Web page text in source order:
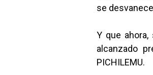
se
Y que
alcanzado
PICHILEMU.